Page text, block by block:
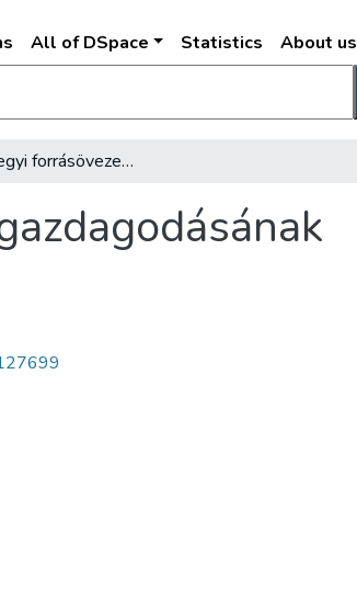
All of DSpace Statistics About us
A gellérthegyi forrásövezet a főváros gazdagodásának fellegvára